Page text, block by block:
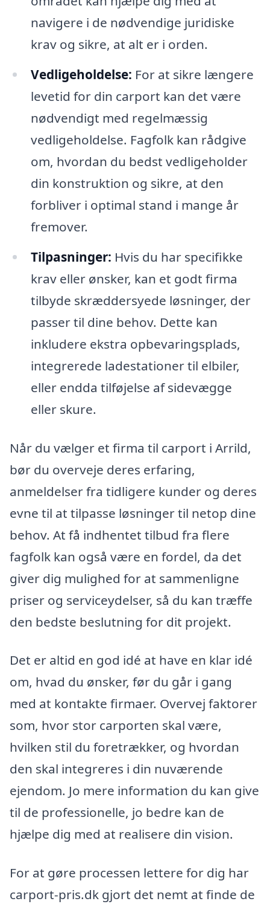
navigere i de nødvendige juridiske
krav og sikre, at alt er i orden.
Vedligeholdelse: For at sikre længere
levetid for din carport kan det være
nødvendigt med regelmæssig
vedligeholdelse. Fagfolk kan rådgive
om, hvordan du bedst vedligeholder
din konstruktion og sikre, at den
forbliver i optimal stand i mange år
fremover.
Tilpasninger: Hvis du har specifikke
krav eller ønsker, kan et godt firma
tilbyde skræddersyede løsninger, der
passer til dine behov. Dette kan
inkludere ekstra opbevaringsplads,
integrerede ladestationer til elbiler,
eller endda tilføjelse af sidevægge
eller skure.
Når du vælger et firma til carport i Arrild,
bør du overveje deres erfaring,
anmeldelser fra tidligere kunder og deres
evne til at tilpasse løsninger til netop dine
behov. At få indhentet tilbud fra flere
fagfolk kan også være en fordel, da det
giver dig mulighed for at sammenligne
priser og serviceydelser, så du kan træffe
den bedste beslutning for dit projekt.
Det er altid en god idé at have en klar idé
om, hvad du ønsker, før du går i gang
med at kontakte firmaer. Overvej faktorer
som, hvor stor carporten skal være,
hvilken stil du foretrækker, og hvordan
den skal integreres i din nuværende
ejendom. Jo mere information du kan give
til de professionelle, jo bedre kan de
hjælpe dig med at realisere din vision.
For at gøre processen lettere for dig har
carport-pris.dk gjort det nemt at finde de